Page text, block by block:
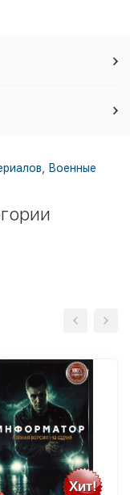
Военные
Хит!